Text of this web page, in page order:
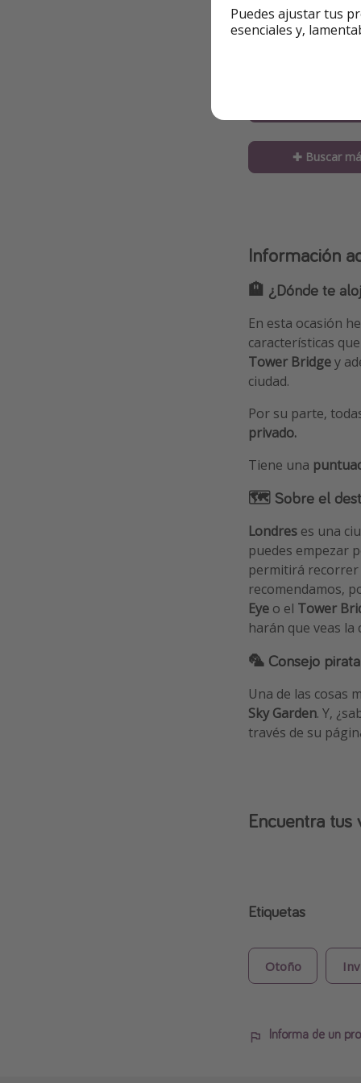
10.03 -
✚ Buscar
Información
🏨 ¿Dónde te
En esta ocasión
características
Tower Bridgey
ciudad.
Por su parte,
privado.
Tiene una
🗺 Sobre el
Londres es una
puedes empezar
permitirá recorrer
recomendamos,
Eye o el Tower
harán que veas
🦜 Consejo pirata
Una de las cosas
Sky Garden. Y,
través de su
Encuentra
Etiquetas
Otoño
Informa de un
Puedes ajustar tus
esenciales y,